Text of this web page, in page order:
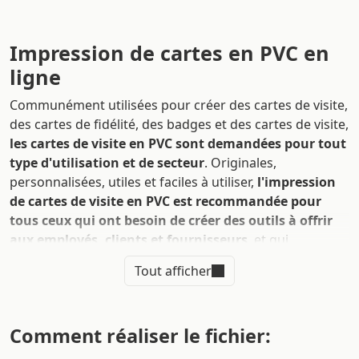
Impression de cartes en PVC en
ligne
Communément utilisées pour créer des cartes de visite,
des cartes de fidélité, des badges et des cartes de visite,
les cartes de visite en PVC sont demandées pour tout
type d'utilisation et de secteur. Originales,
personnalisées, utiles et faciles à utiliser, l'impression
de cartes de visite en PVC est recommandée pour
tous ceux qui ont besoin de créer des outils à offrir
aux employés, clients et fournisseurs , et qui
différente et fonctionnelle. Adaptées pour l'accès aux
magasins, les cartes de visite en PVC sont d'excellents
Tout afficher
Comment réaliser le fichier: